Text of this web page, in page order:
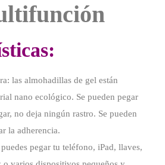
las almohadillas de gel están
nano ecológico. Se pueden pegar
no deja ningún rastro. Se pueden
la adherencia.
pegar tu teléfono, iPad, llaves,